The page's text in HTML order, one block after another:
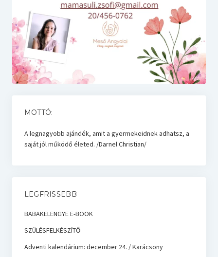
MOTTÓ:
A legnagyobb ajándék, amit a gyermekeidnek adhatsz, a
saját jól működő életed. /Darnel Christian/
LEGFRISSEBB
BABAKELENGYE E-BOOK
SZÜLÉSFELKÉSZÍTŐ
Adventi kalendárium: december 24. / Karácsony